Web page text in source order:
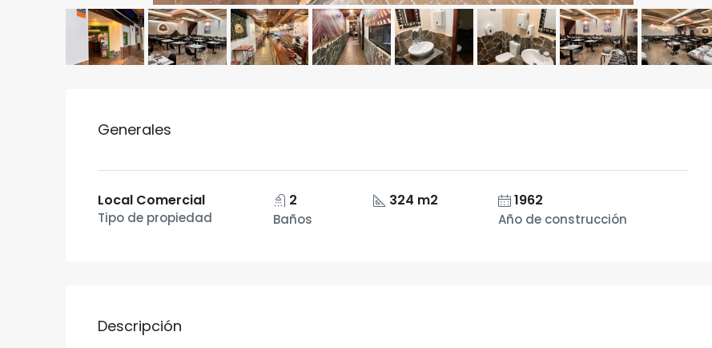
Generales
Local Comercial
Tipo de propiedad
2
Baños
324 m2 1962
Año de construcción
Descripción